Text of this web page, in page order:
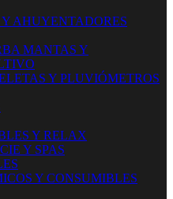
AHUYENTADORES
MANTAS Y
Y PLUVIÓMETROS
Y RELAX
Y SPAS
Y CONSUMIBLES